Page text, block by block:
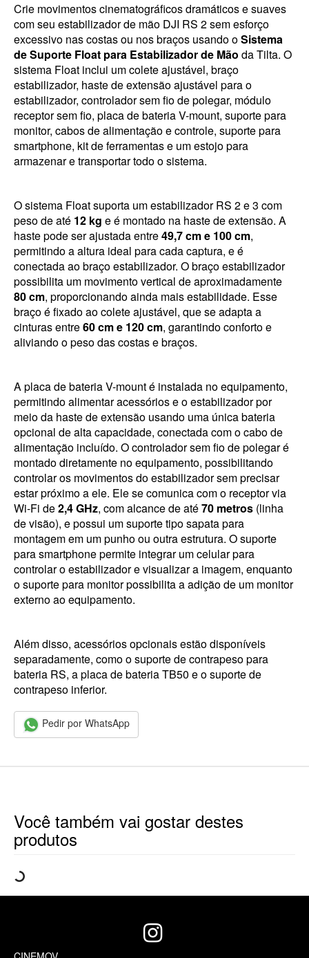
Crie movimentos cinematográficos dramáticos e suaves
com seu estabilizador de mão DJI RS 2 sem esforço
excessivo nas costas ou nos braços usando oSistema
de Suporte Float para Estabilizador de Mão da Tilta. O
sistema Float inclui um colete ajustável, braço
estabilizador, haste de extensão ajustável para o
estabilizador, controlador sem fio de polegar, módulo
receptor sem fio, placa de bateria V-mount, suporte para
monitor, cabos de alimentação e controle, suporte para
smartphone, kit de ferramentas e um estojo para
armazenar e transportar todo o sistema.
O sistema Float suporta um estabilizador RS 2 e 3 com
peso de até 12 kg e é montado na haste de extensão. A
haste pode ser ajustada entre49,7 cm e 100 cm,
permitindo a altura ideal para cada captura, e é
conectada ao braço estabilizador. O braço estabilizador
possibilita um movimento vertical de aproximadamente
80 cm, proporcionando ainda mais estabilidade. Esse
braço é fixado ao colete ajustável, que se adapta a
cinturas entre60 cm e 120 cm, garantindo conforto e
aliviando o peso das costas e braços.
A placa de bateria V-mount é instalada no equipamento,
permitindo alimentar acessórios e o estabilizador por
meio da haste de extensão usando uma única bateria
opcional de alta capacidade, conectada com o cabo de
alimentação incluído. O controlador sem fio de polegar é
montado diretamente no equipamento, possibilitando
controlar os movimentos do estabilizador sem precisar
estar próximo a ele. Ele se comunica com o receptor via
Wi-Fi de2,4 GHz, com alcance de até70 metros (linha
de visão), e possui um suporte tipo sapata para
montagem em um punho ou outra estrutura. O suporte
para smartphone permite integrar um celular para
controlar o estabilizador e visualizar a imagem, enquanto
o suporte para monitor possibilita a adição de um monitor
externo ao equipamento.
Além disso, acessórios opcionais estão disponíveis
separadamente, como o suporte de contrapeso para
bateria RS, a placa de bateria TB50 e o suporte de
contrapeso inferior.
Pedir por WhatsApp
Você também vai gostar destes
produtos